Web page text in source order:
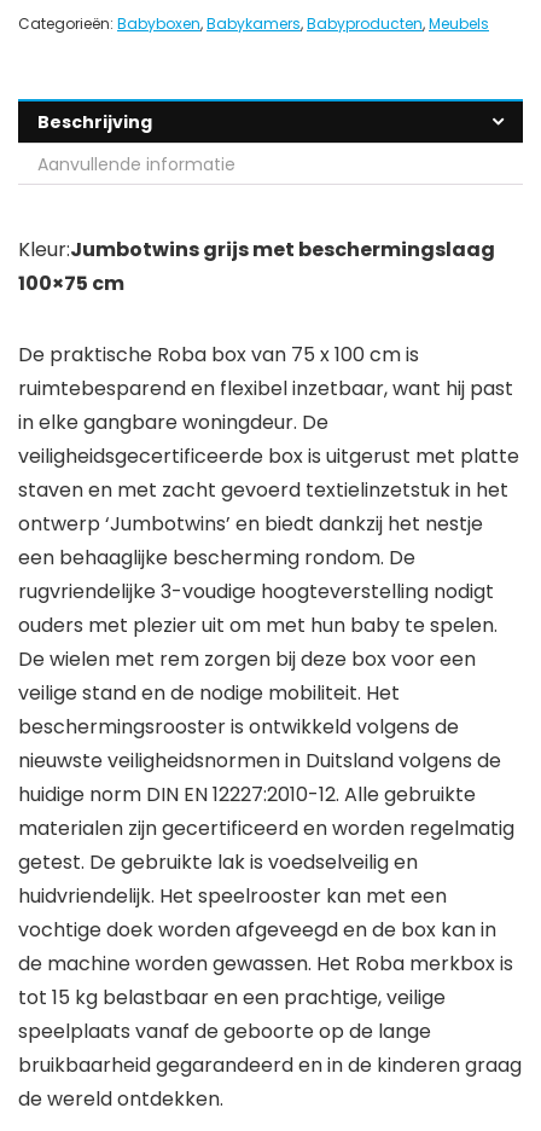
Categorieën: Babyboxen,Babykamers,Babyproducten,Meubels
Beschrijving
Aanvullende informatie
Kleur:Jumbotwins grijs met beschermingslaag
100×75 cm
De praktische Roba box van 75 x 100 cm is
ruimtebesparend en flexibel inzetbaar, want hij past
in elke gangbare woningdeur. De
veiligheidsgecertificeerde box is uitgerust met platte
staven en met zacht gevoerd textielinzetstuk in het
ontwerp ‘Jumbotwins’ en biedt dankzij het nestje
een behaaglijke bescherming rondom. De
rugvriendelijke 3-voudige hoogteverstelling nodigt
ouders met plezier uit om met hun baby te spelen.
De wielen met rem zorgen bij deze box voor een
veilige stand en de nodige mobiliteit. Het
beschermingsrooster is ontwikkeld volgens de
nieuwste veiligheidsnormen in Duitsland volgens de
huidige norm DIN EN 12227:2010-12. Alle gebruikte
materialen zijn gecertificeerd en worden regelmatig
getest. De gebruikte lak is voedselveilig en
huidvriendelijk. Het speelrooster kan met een
vochtige doek worden afgeveegd en de box kan in
de machine worden gewassen. Het Roba merkbox is
tot 15 kg belastbaar en een prachtige, veilige
speelplaats vanaf de geboorte op de lange
bruikbaarheid gegarandeerd en in de kinderen graag
de wereld ontdekken.